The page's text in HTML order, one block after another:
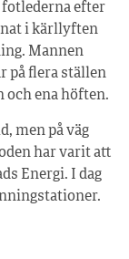
fotlederna efter
i kärllyften
Mannen
på flera ställen
och ena höften.
men på väg
har varit att
Energi. I dag